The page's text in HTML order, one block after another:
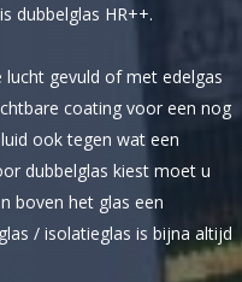
dubbelglas HR++.
gevuld of met edelgas
coating voor een nog
ook tegen wat een
dubbelglas kiest moet u
boven het glas een
/ isolatieglas is bijna altijd